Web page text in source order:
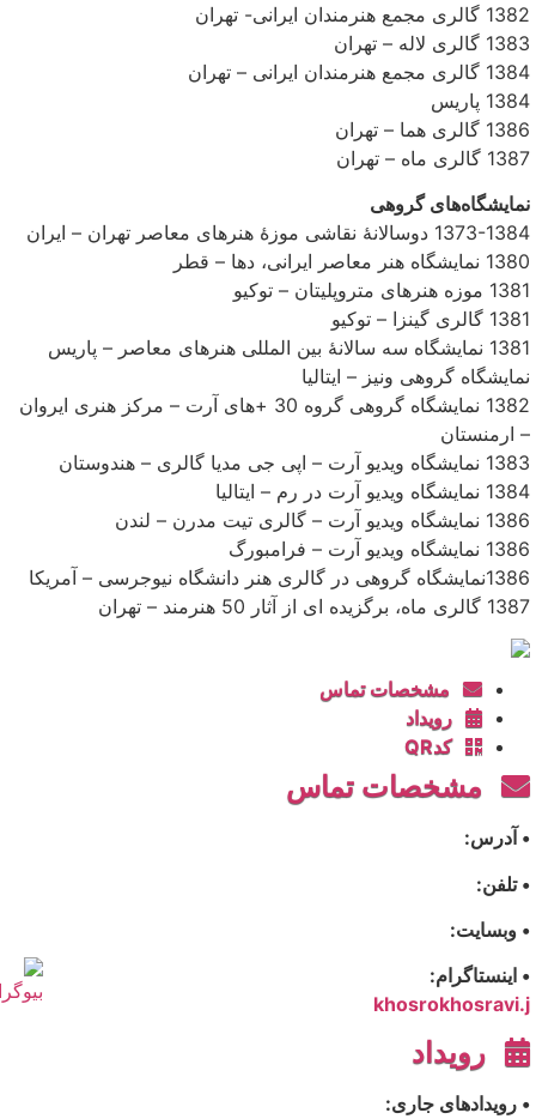
1382 گالری مجمع هنرمندان ایرانی- تهران
1383 گالری لاله – تهران
1384 گالری مجمع هنرمندان ایرانی – تهران
1384 پاریس
1386 گالری هما – تهران
1387 گالری ماه – تهران
نمایشگاه‌های گروهی
1373-1384 دوسالانۀ نقاشی موزۀ هنرهای معاصر تهران – ایران
1380 نمایشگاه هنر معاصر ایرانی، دها – قطر
1381 موزه هنرهای متروپلیتان – توکیو
1381 گالری گینزا – توکیو
1381 نمایشگاه سه سالانۀ بین المللی هنرهای معاصر – پاریس
نمایشگاه گروهی ونیز – ایتالیا
1382 نمایشگاه گروهی گروه 30 +‌های آرت – مرکز هنری ایروان
– ارمنستان
1383 نمایشگاه ویدیو آرت – اپی جی مدیا گالری – هندوستان
1384 نمایشگاه ویدیو آرت در رم – ایتالیا
1386 نمایشگاه ویدیو آرت – گالری تیت مدرن – لندن
1386 نمایشگاه ویدیو آرت – فرامبورگ
1386نمایشگاه گروهی در گالری هنر دانشگاه نیوجرسی – آمریکا
1387 گالری ماه، برگزیده ای از آثار 50 هنرمند – تهران
مشخصات تماس
رویداد
کدQR
مشخصات تماس
• آدرس:
• تلفن:
• وبسایت:
• اینستاگرام:
khosrokhosravi.j
رویداد
• رویدادهای جاری: